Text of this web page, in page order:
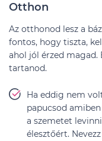
Otthon
Az otthonod lesz a
fontos, hogy tiszta,
ahol jól érzed magad.
tartanod.
Ha eddig nem
papucsod
a szemetet
élesztőért.